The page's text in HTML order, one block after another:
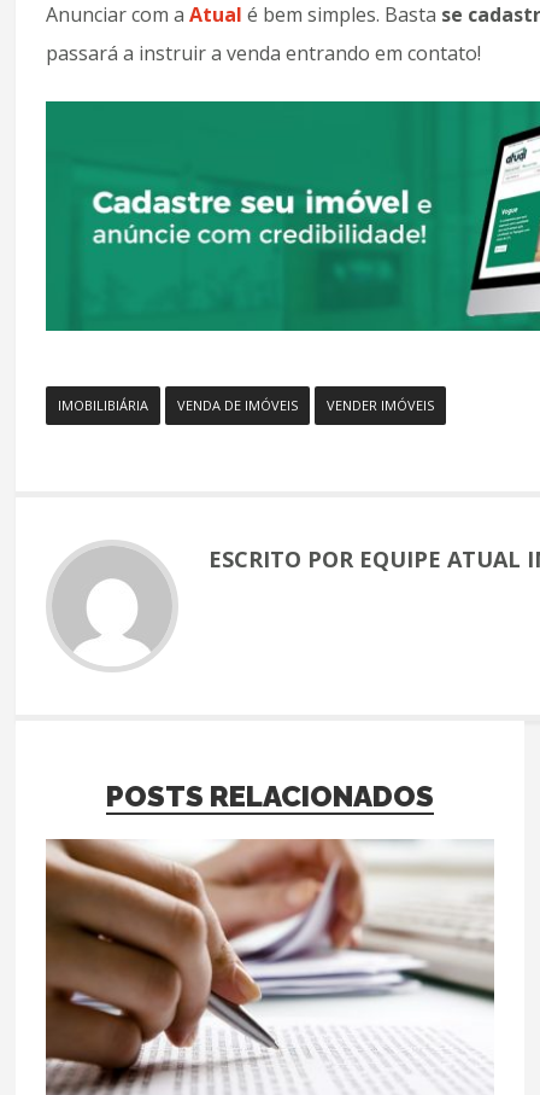
Anunciar com aAtual é bem simples. Basta se
passará a instruir a venda entrando em contato!
IMOBILIBIÁRIA VENDA DE IMÓVEIS VENDER IMÓVEIS
ESCRITO POR EQUIPE ATUAL
POSTS RELACIONADOS